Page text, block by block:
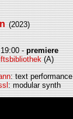
(2023)
- premiere
(A)
: text performance
: modular synth